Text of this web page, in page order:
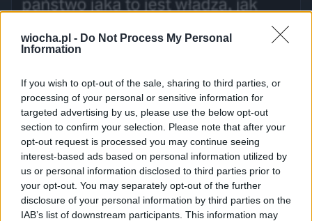
wiocha.pl - Do Not Process My Personal
Information
If you wish to opt-out of the sale, sharing to third parties, or
processing of your personal or sensitive information for
targeted advertising by us, please use the below opt-out
section to confirm your selection. Please note that after your
opt-out request is processed you may continue seeing
interest-based ads based on personal information utilized by
us or personal information disclosed to third parties prior to
your opt-out. You may separately opt-out of the further
disclosure of your personal information by third parties on the
IAB’s list of downstream participants. This information may